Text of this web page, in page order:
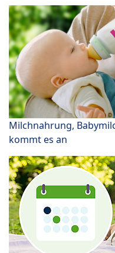
Milchnahrung,
kommt es an